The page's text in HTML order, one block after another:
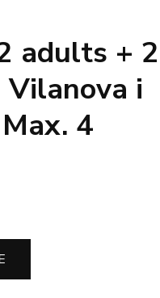
adults + 2
i
4